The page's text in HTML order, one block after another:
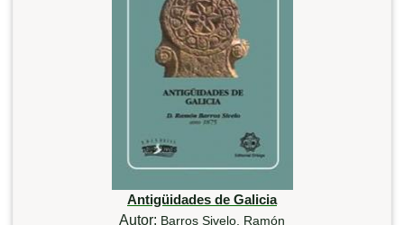
Antigüidades de Galicia
Autor: Barros Sivelo, Ramón